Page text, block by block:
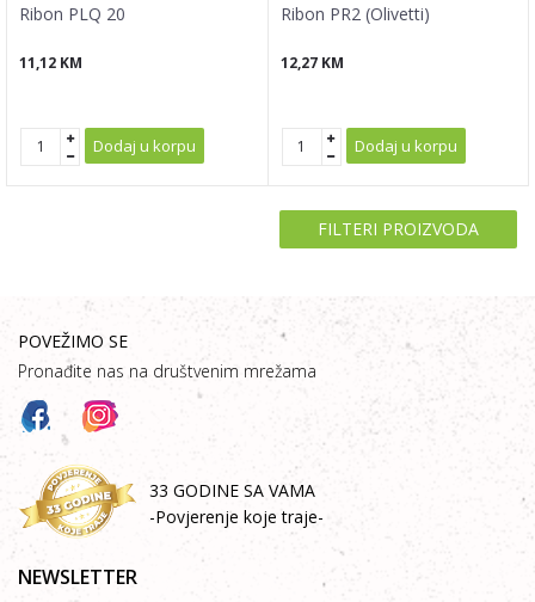
Ribon PLQ 20
11,12 KM
Dodaj u korpu
Ribon PR2 (Olivetti)
12,27 KM
Dodaj u korpu
FILTERI PROIZVODA
POVEŽIMO SE
Pronađite nas na društvenim mrežama
33 GODINE SA VAMA
-Povjerenje koje traje-
NEWSLETTER